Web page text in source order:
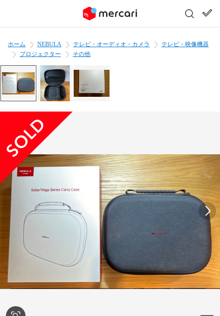
ホーム NEBULA テレビ・オーディオ・カメラ
テレビ・映像機器
プロジェクター
その他